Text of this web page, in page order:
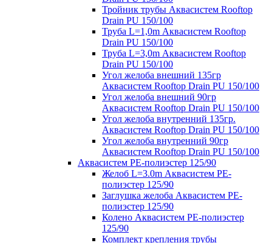
Тройник трубы Аквасистем Rooftop
Drain PU 150/100
Труба L=1,0m Аквасистем Rooftop
Drain PU 150/100
Труба L=3,0m Аквасистем Rooftop
Drain PU 150/100
Угол желоба внешний 135гр
Аквасистем Rooftop Drain PU 150/100
Угол желоба внешний 90гр
Аквасистем Rooftop Drain PU 150/100
Угол желоба внутренний 135гр.
Аквасистем Rooftop Drain PU 150/100
Угол желоба внутренний 90гр
Аквасистем Rooftop Drain PU 150/100
Аквасистем PE-полиэстер 125/90
Желоб L=3.0m Аквасистем PE-
полиэстер 125/90
Заглушка желоба Аквасистем PE-
полиэстер 125/90
Колено Аквасистем PE-полиэстер
125/90
Комплект крепления трубы